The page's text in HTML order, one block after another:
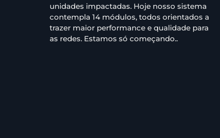
unidades impactadas. Hoje nosso sistema
contempla 14 módulos, todos orientados a
trazer maior performance e qualidade para
as redes. Estamos só começando..